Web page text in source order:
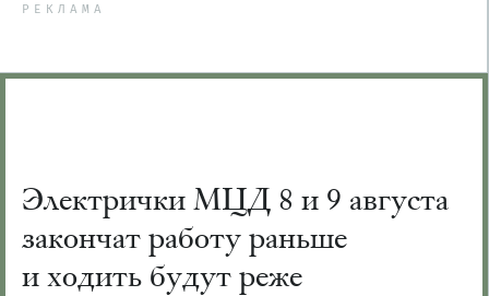
РЕКЛАМА
Электрички МЦД 8 и 9 августа
закончат работу раньше
и ходить будут реже